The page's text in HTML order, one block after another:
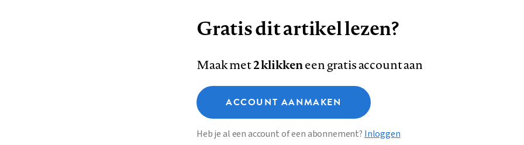
AANMELDEN
Colofon Disclaimer Privacy About us
Deze site gebruikt cookies
Functionele cookies
Analytische cookies
Gratis dit artikel lezen?
Maak met2 klikkeneen gratis account aan
ACCOUNT AANMAKEN
Heb je al een account of een abonnement? Inloggen